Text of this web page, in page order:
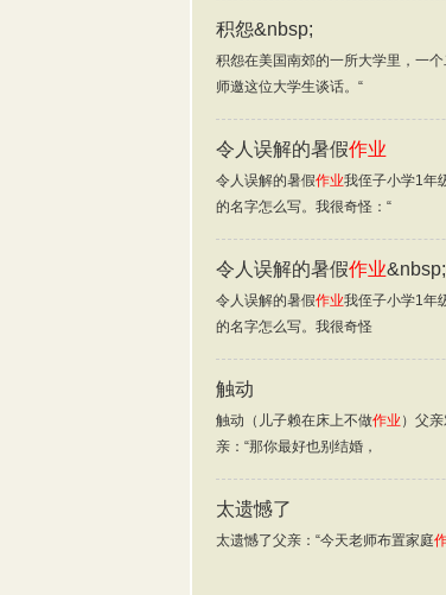
积怨&nbsp;
积怨在美国南郊的一所大学里，一
师邀这位大学生谈话。“
令人误解的暑假作业
令人误解的暑假作业我侄子小学1年
的名字怎么写。我很奇怪：“
令人误解的暑假作业
令人误解的暑假作业我侄子小学1年
的名字怎么写。我很奇怪
触动
触动（儿子赖在床上不做作业 ）父
亲：“那你最好也别结婚，
太遗憾了
太遗憾了父亲：“今天老师布置家庭